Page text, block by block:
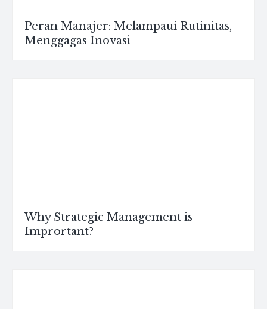
Peran Manajer: Melampaui Rutinitas,
Menggagas Inovasi
Why Strategic Management is
Imprortant?